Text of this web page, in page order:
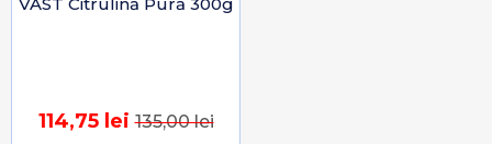
114,75 lei135,00 lei